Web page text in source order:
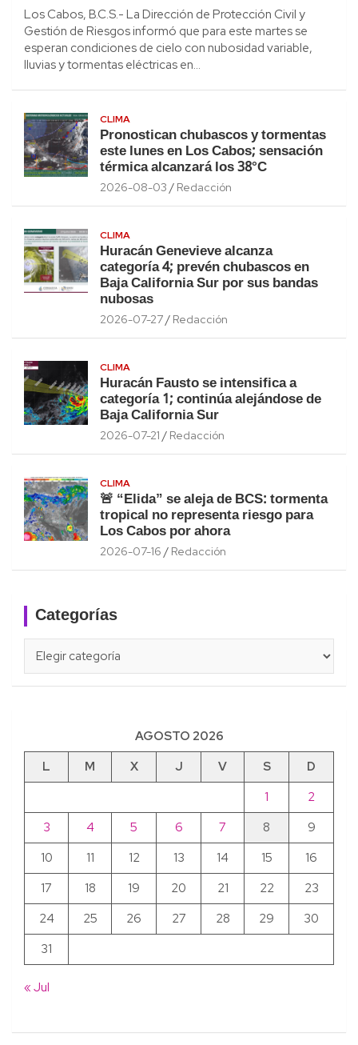
Los Cabos, B.C.S.- La Dirección de Protección Civil y
Gestión de Riesgos informó que para este martes se
esperan condiciones de cielo con nubosidad variable,
lluvias y tormentas eléctricas en…
CLIMA
Pronostican chubascos y tormentas
este lunes en Los Cabos; sensación
térmica alcanzará los 38°C
2026-08-03 Redacción
CLIMA
Huracán Genevieve alcanza
categoría 4; prevén chubascos en
Baja California Sur por sus bandas
nubosas
2026-07-27 Redacción
CLIMA
Huracán Fausto se intensifica a
categoría 1; continúa alejándose de
Baja California Sur
2026-07-21 Redacción
CLIMA
🚨 “Elida” se aleja de BCS: tormenta
tropical no representa riesgo para
Los Cabos por ahora
2026-07-16 Redacción
Categorías
AGOSTO 2026
L
M X J V S
D
1
2
3
4 5 6 7 8
9
10
11 12 13 14 15
16
17
18 19 20 21 22
23
24
25 26 27 28 29
30
31
« Jul